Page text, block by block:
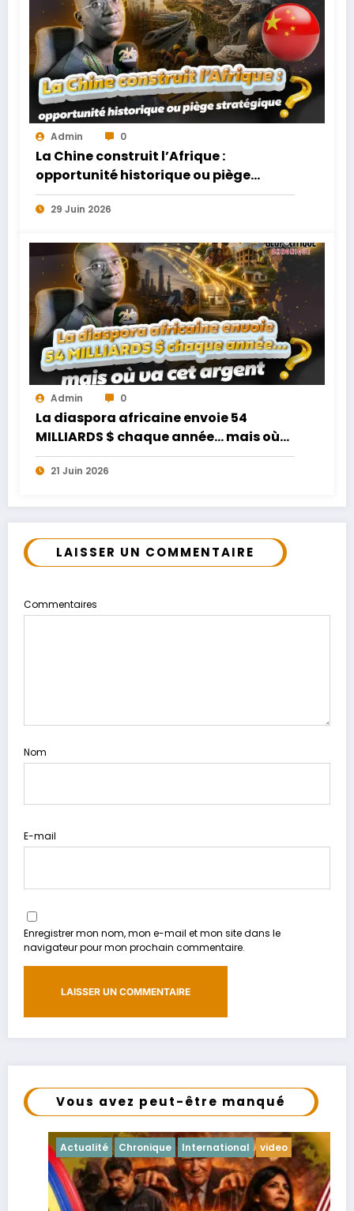
Admin 0
La Chine construit l’Afrique :
opportunité historique ou piège
stratégique ?
29 Juin 2026
Admin 0
La diaspora africaine envoie 54
MILLIARDS $ chaque année… mais où
va cet argent ?
21 Juin 2026
LAISSER UN COMMENTAIRE
Commentaires
Nom
E-mail
Enregistrer mon nom, mon e-mail et mon site dans le
navigateur pour mon prochain commentaire.
Vous avez peut-être manqué
Actualité Chronique International video